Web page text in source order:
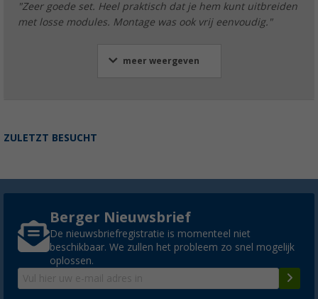
"Zeer goede set. Heel praktisch dat je hem kunt uitbreiden
met losse modules. Montage was ook vrij eenvoudig."
meer weergeven
ZULETZT BESUCHT
Berger Nieuwsbrief
De nieuwsbriefregistratie is momenteel niet
beschikbaar. We zullen het probleem zo snel mogelijk
oplossen.